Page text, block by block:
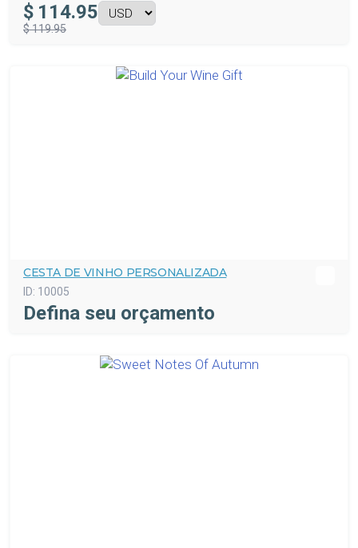
$ 114.95
$ 119.95
CESTA DE VINHO PERSONALIZADA
ID: 10005
Defina seu orçamento